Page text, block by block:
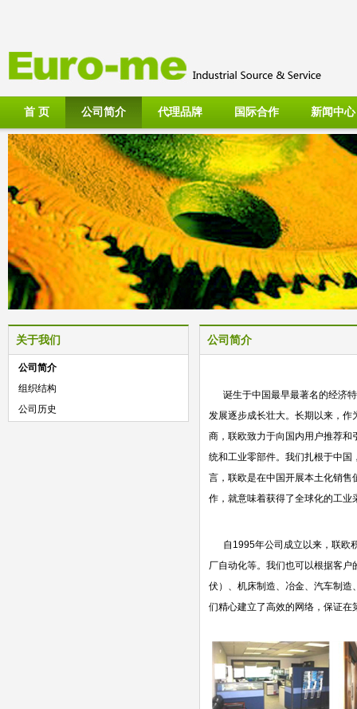
首 页 公司简介 代理品牌 国际合作 新闻中心
关于我们
公司简介
组织结构
公司历史
公司简介
诞生于中国最早最著名的经济特
发展逐步成长壮大。长期以来，
商，联欧致力于向国内用户推荐
统和工业零部件。我们扎根于中
言，联欧是在中国开展本土化销
作，就意味着获得了全球化的工业
自1995年公司成立以来，联欧
厂自动化等。我们也可以根据客
伏）、机床制造、冶金、汽车制
们精心建立了高效的网络，保证